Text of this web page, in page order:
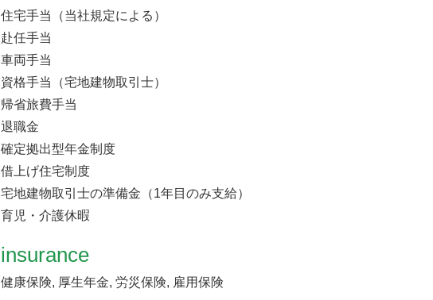
住宅手当（当社規定による）
赴任手当
車両手当
資格手当（宅地建物取引士）
帰省旅費手当
退職金
確定拠出型年金制度
借上げ住宅制度
宅地建物取引士の準備金（1年目のみ支給）
育児・介護休暇
insurance
健康保険, 厚生年金, 労災保険, 雇用保険